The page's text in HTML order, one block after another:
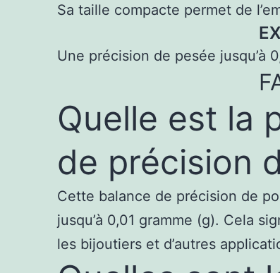
Sa taille compacte permet de
Une précision de pesée jusqu’à
Quelle est la
de précision
Cette balance de précision de
jusqu’à 0,01 gramme (g). Cela
les bijoutiers et d’autres